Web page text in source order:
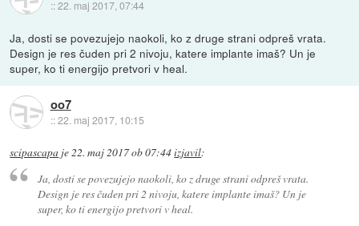
::22. maj 2017, 07:44
Ja, dosti se povezujejo naokoli, ko z druge strani odpreš vrata.
Design je res čuden pri 2 nivoju, katere implante imaš? Un je
super, ko ti energijo pretvori v heal.
oo7
::22. maj 2017, 10:15
scipascapa je22. maj 2017 ob 07:44izjavil:
Ja, dosti se povezujejo naokoli, ko z druge strani odpreš vrata.
Design je res čuden pri 2 nivoju, katere implante imaš? Un je
super, ko ti energijo pretvori v heal.